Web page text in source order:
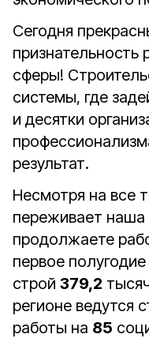
Сегодня
признательность
сферы!
системы, где
и десятки
результат.
Несмотря на все
переживает наша
продолжаете
первое
строй 379,2
регионе ведутся
работы на 85